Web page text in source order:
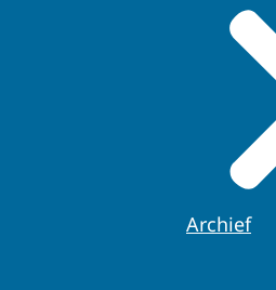
Archief